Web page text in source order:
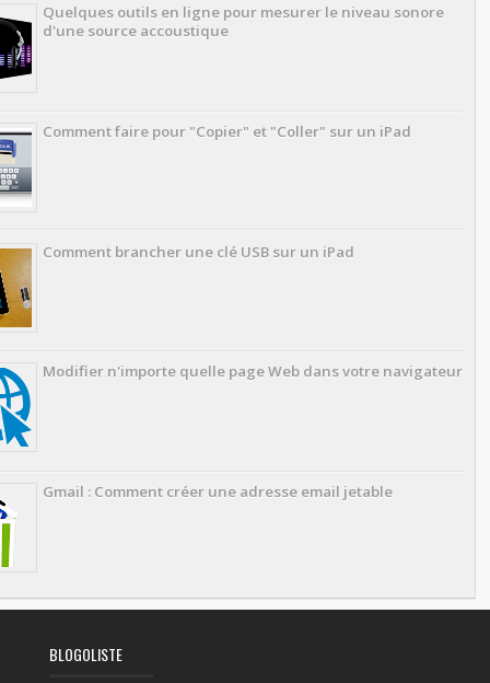
Quelques outils en ligne pour mesurer le niveau sonore
d'une source accoustique
Comment faire pour "Copier" et "Coller" sur un iPad
Comment brancher une clé USB sur un iPad
Modifier n'importe quelle page Web dans votre navigateur
Gmail : Comment créer une adresse email jetable
BLOGOLISTE